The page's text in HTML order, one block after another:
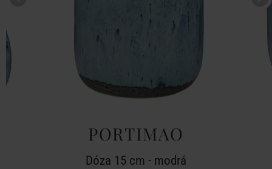
PORTIMAO
Dóza 15 cm - modrá